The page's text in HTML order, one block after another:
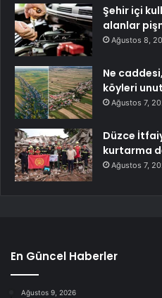
Şehir içi
alanlar
Ağustos 8,
Ne
köyleri
Ağustos 7,
Düzce
kurtarma
Ağustos 7,
En Güncel Haberler
Ağustos 9, 2026